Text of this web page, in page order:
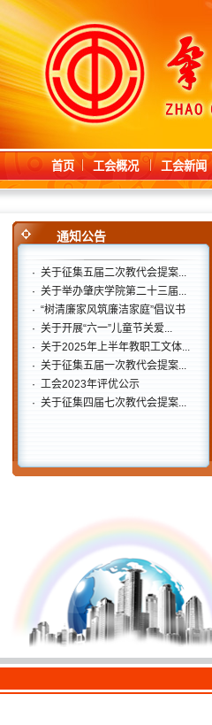
首页 工会概况 工会新闻
通知公告
· 关于征集五届二次教代会提案...
· 关于举办肇庆学院第二十三届...
· “树清廉家风筑廉洁家庭”倡议书
· 关于开展“六一”儿童节关爱...
· 关于2025年上半年教职工文体...
· 关于征集五届一次教代会提案...
· 工会2023年评优公示
· 关于征集四届七次教代会提案...